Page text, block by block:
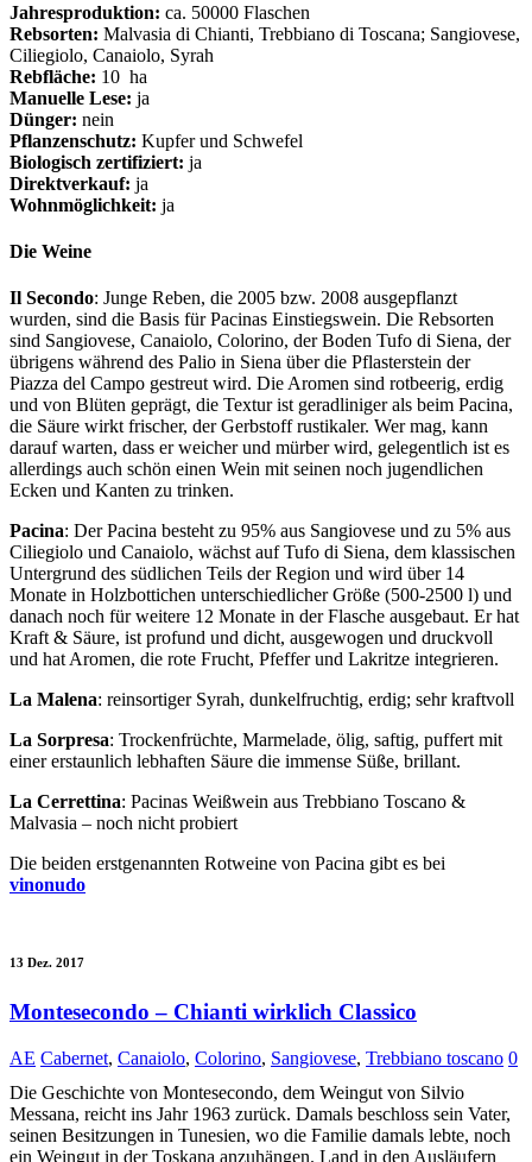
Jahresproduktion: ca. 50000 Flaschen
Rebsorten: Malvasia di Chianti, Trebbiano di Toscana; Sangiovese,
Ciliegiolo, Canaiolo, Syrah
Rebfläche: 10 ha
Manuelle Lese: ja
Dünger: nein
Pflanzenschutz: Kupfer und Schwefel
Biologisch zertifiziert: ja
Direktverkauf: ja
Wohnmöglichkeit: ja
Die Weine
Il Secondo: Junge Reben, die 2005 bzw. 2008 ausgepflanzt
wurden, sind die Basis für Pacinas Einstiegswein. Die Rebsorten
sind Sangiovese, Canaiolo, Colorino, der Boden Tufo di Siena, der
übrigens während des Palio in Siena über die Pflasterstein der
Piazza del Campo gestreut wird. Die Aromen sind rotbeerig, erdig
und von Blüten geprägt, die Textur ist geradliniger als beim Pacina,
die Säure wirkt frischer, der Gerbstoff rustikaler. Wer mag, kann
darauf warten, dass er weicher und mürber wird, gelegentlich ist es
allerdings auch schön einen Wein mit seinen noch jugendlichen
Ecken und Kanten zu trinken.
Pacina: Der Pacina besteht zu 95% aus Sangiovese und zu 5% aus
Ciliegiolo und Canaiolo, wächst auf Tufo di Siena, dem klassischen
Untergrund des südlichen Teils der Region und wird über 14
Monate in Holzbottichen unterschiedlicher Größe (500-2500 l) und
danach noch für weitere 12 Monate in der Flasche ausgebaut. Er hat
Kraft & Säure, ist profund und dicht, ausgewogen und druckvoll
und hat Aromen, die rote Frucht, Pfeffer und Lakritze integrieren.
La Malena: reinsortiger Syrah, dunkelfruchtig, erdig; sehr kraftvoll
La Sorpresa: Trockenfrüchte, Marmelade, ölig, saftig, puffert mit
einer erstaunlich lebhaften Säure die immense Süße, brillant.
La Cerrettina: Pacinas Weißwein aus Trebbiano Toscano &
Malvasia – noch nicht probiert
Die beiden erstgenannten Rotweine von Pacina gibt es bei
vinonudo
13 Dez. 2017
Montesecondo – Chianti wirklich Classico
AE Cabernet, Canaiolo, Colorino, Sangiovese, Trebbiano toscano 0
Die Geschichte von Montesecondo, dem Weingut von Silvio
Messana, reicht ins Jahr 1963 zurück. Damals beschloss sein Vater,
seinen Besitzungen in Tunesien, wo die Familie damals lebte, noch
ein Weingut in der Toskana anzuhängen. Land in den Ausläufern